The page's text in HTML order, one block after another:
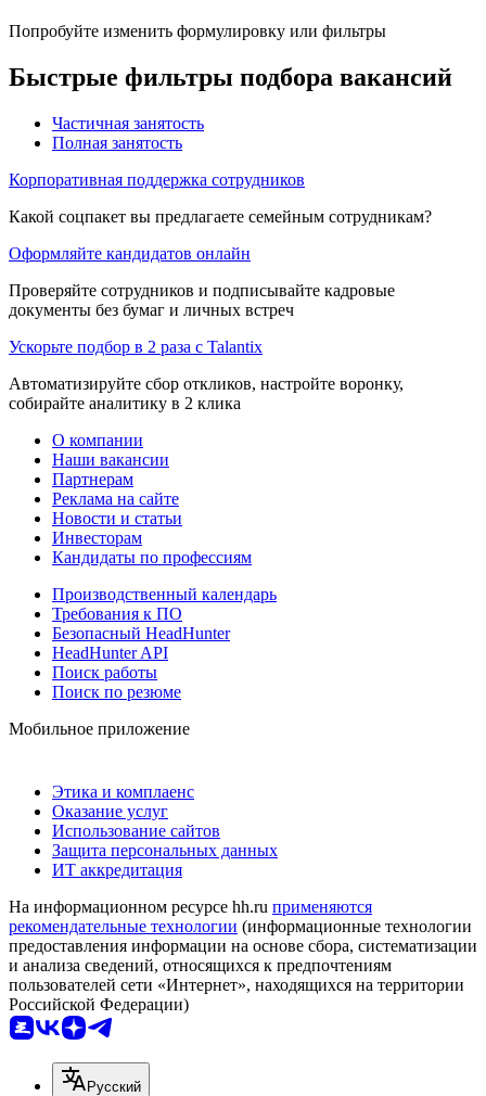
Попробуйте изменить формулировку или фильтры
Быстрые фильтры подбора вакансий
Частичная занятость
Полная занятость
Корпоративная поддержка сотрудников
Какой соцпакет вы предлагаете семейным сотрудникам?
Оформляйте кандидатов онлайн
Проверяйте сотрудников и подписывайте кадровые
документы без бумаг и личных встреч
Ускорьте подбор в 2 раза с Talantix
Автоматизируйте сбор откликов, настройте воронку,
собирайте аналитику в 2 клика
О компании
Наши вакансии
Партнерам
Реклама на сайте
Новости и статьи
Инвесторам
Кандидаты по профессиям
Производственный календарь
Требования к ПО
Безопасный HeadHunter
HeadHunter API
Поиск работы
Поиск по резюме
Мобильное приложение
Этика и комплаенс
Оказание услуг
Использование сайтов
Защита персональных данных
ИТ аккредитация
На информационном ресурсе hh.ru применяются
рекомендательные технологии (информационные технологии
предоставления информации на основе сбора, систематизации
и анализа сведений, относящихся к предпочтениям
пользователей сети «Интернет», находящихся на территории
Российской Федерации)
Русский